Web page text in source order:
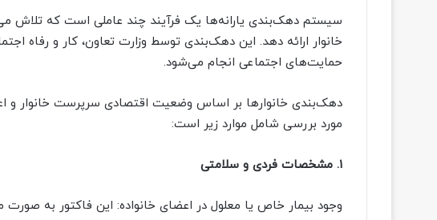
سیستم دهک‌بندی یارانه‌ها یک فرآیند چند عاملی است که تلاش
خانوار ارائه دهد. این دهک‌بندی توسط وزارت تعاون، کار و رفاه
حمایت‌های اجتماعی انجام می‌شود.
دهک‌بندی خانوارها بر اساس وضعیت اقتصادی سرپرست خانوار و
مورد بررسی شامل موارد زیر است:
۱. مشخصات فردی و سلامتی
وجود بیمار خاص یا معلول در اعضای خانواده: این فاکتور به